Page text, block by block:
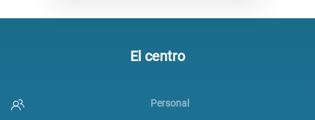
El centro
Personal